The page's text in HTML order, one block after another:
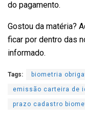
do pagamento.
Gostou da matéria?
ficar por dentro das
informado.
Tags: biometria
emissão carteira de
prazo cadastro